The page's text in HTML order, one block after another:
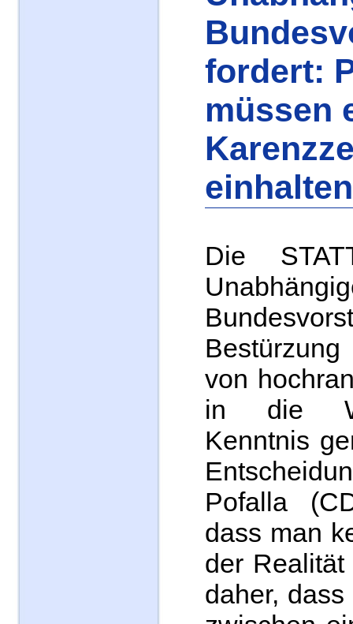
fordert:
müssen
einhalten
Die
von
in die
Kenntnis
Pofalla
dass man
der
daher,